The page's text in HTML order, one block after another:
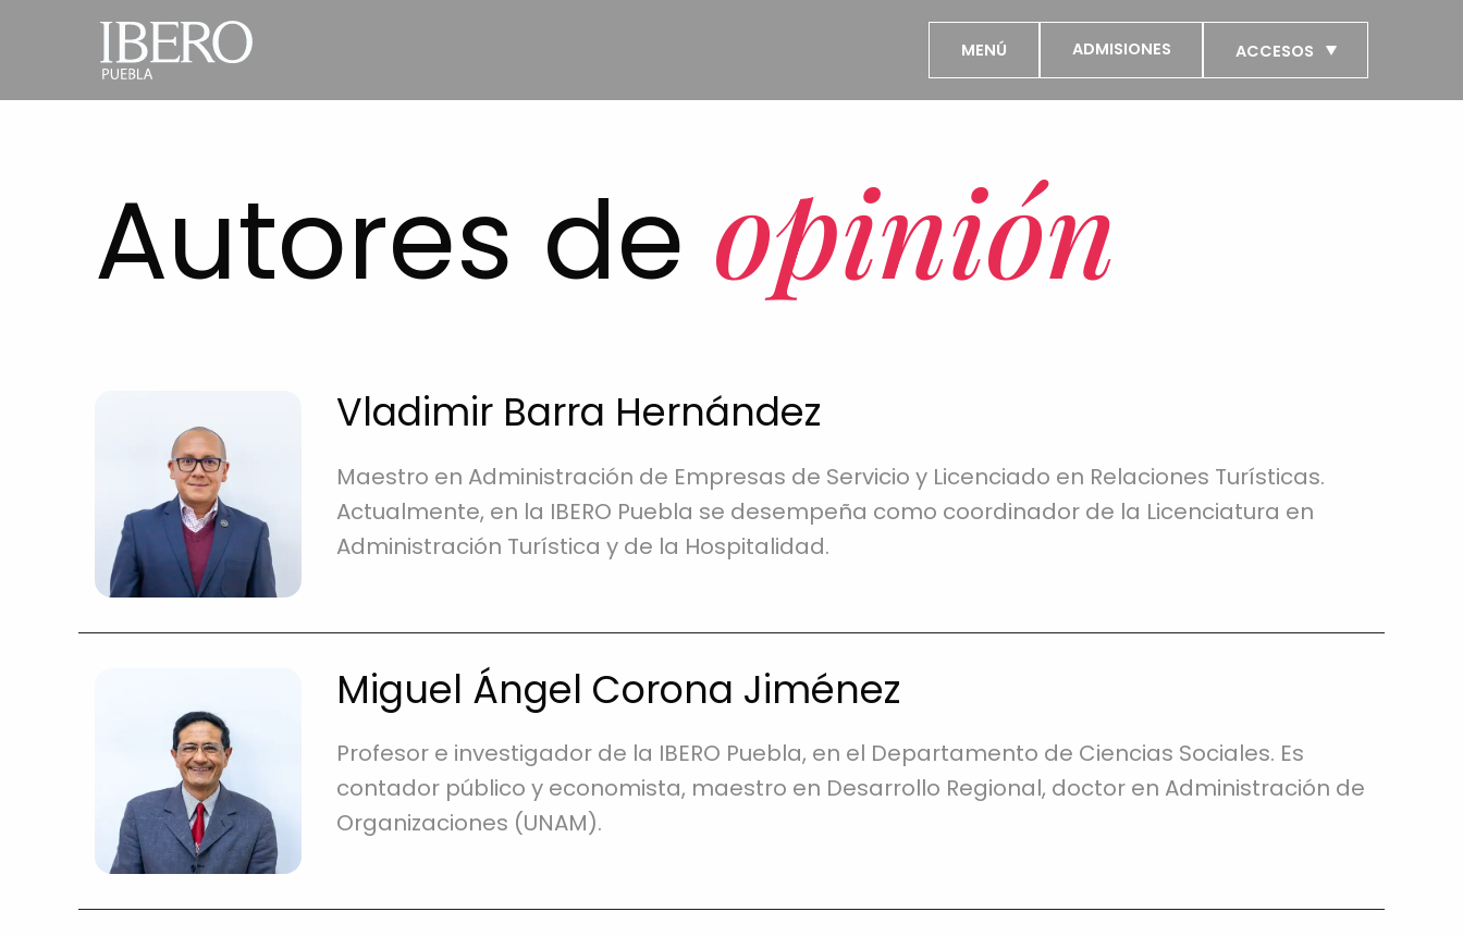
Main
navigation
MENÚ ADMISIONES ACCESOS
Autores de opinión
Vladimir Barra Hernández
Maestro en Administración de Empresas de Servicio y Licenciado en Relaciones Turísticas.
Actualmente, en la IBERO Puebla se desempeña como coordinador de la Licenciatura en
Administración Turística y de la Hospitalidad.
Miguel Ángel Corona Jiménez
Profesor e investigador de la IBERO Puebla, en el Departamento de Ciencias Sociales. Es
contador público y economista, maestro en Desarrollo Regional, doctor en Administración de
Organizaciones (UNAM).